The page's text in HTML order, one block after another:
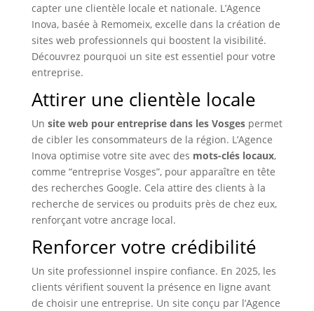
capter une clientèle locale et nationale. L’Agence
Inova, basée à Remomeix, excelle dans la création de
sites web professionnels qui boostent la visibilité.
Découvrez pourquoi un site est essentiel pour votre
entreprise.
Attirer une clientèle locale
Un site web pour entreprise dans les Vosgespermet
de cibler les consommateurs de la région. L’Agence
Inova optimise votre site avec des mots-clés locaux,
comme “entreprise Vosges”, pour apparaître en tête
des recherches Google. Cela attire des clients à la
recherche de services ou produits près de chez eux,
renforçant votre ancrage local.
Renforcer votre crédibilité
Un site professionnel inspire confiance. En 2025, les
clients vérifient souvent la présence en ligne avant
de choisir une entreprise. Un site conçu par l’Agence